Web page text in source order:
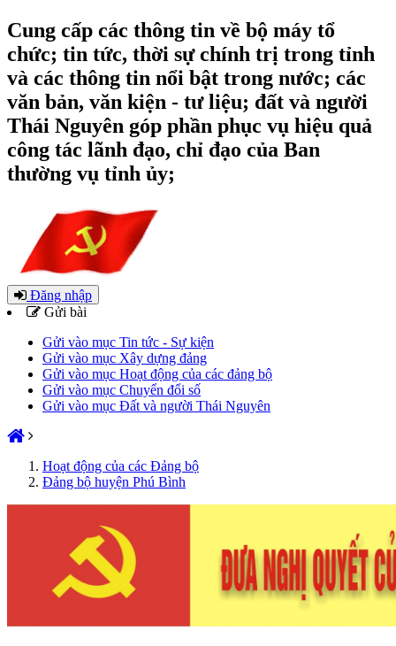
Cung cấp các thông tin về bộ máy tổ
chức; tin tức, thời sự chính trị trong tỉnh
và các thông tin nổi bật trong nước; các
văn bản, văn kiện - tư liệu; đất và người
Thái Nguyên góp phần phục vụ hiệu quả
công tác lãnh đạo, chỉ đạo của Ban
thường vụ tỉnh ủy;
Đăng nhập
Gửi bài
Gửi vào mục Tin tức - Sự kiện
Gửi vào mục Xây dựng đảng
Gửi vào mục Hoạt động của các đảng bộ
Gửi vào mục Chuyển đổi số
Gửi vào mục Đất và người Thái Nguyên
Hoạt động của các Đảng bộ
Đảng bộ huyện Phú Bình